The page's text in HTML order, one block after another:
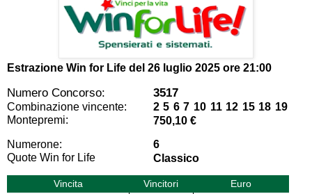
Estrazione Win for Life del 26 luglio 2025 ore 21:00
Numero Concorso: 3517
Combinazione vincente:
2 5 6 7 10 11 12 15 18 19
Montepremi:
750,10 €
Numerone:
6
Quote Win for Life
Classico
Vincita Vincitori
Euro